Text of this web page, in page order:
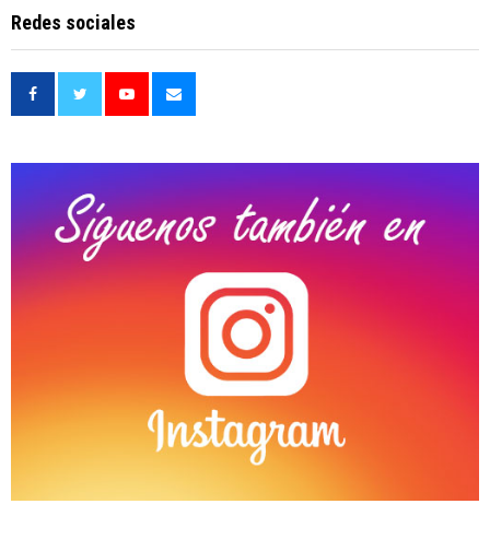
c
h
f
r
C
Redes sociales